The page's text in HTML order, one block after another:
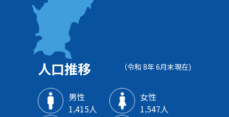
人口推移 （令和 8年 6月末現在)
男性
1‚415人
女性
1‚547人